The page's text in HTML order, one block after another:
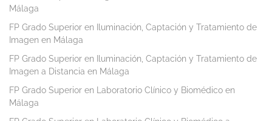
Málaga
FP Grado Superior en Iluminación, Captación y Tratamiento de
Imagen en Málaga
FP Grado Superior en Iluminación, Captación y Tratamiento de
Imagen a Distancia en Málaga
FP Grado Superior en Laboratorio Clínico y Biomédico en
Málaga